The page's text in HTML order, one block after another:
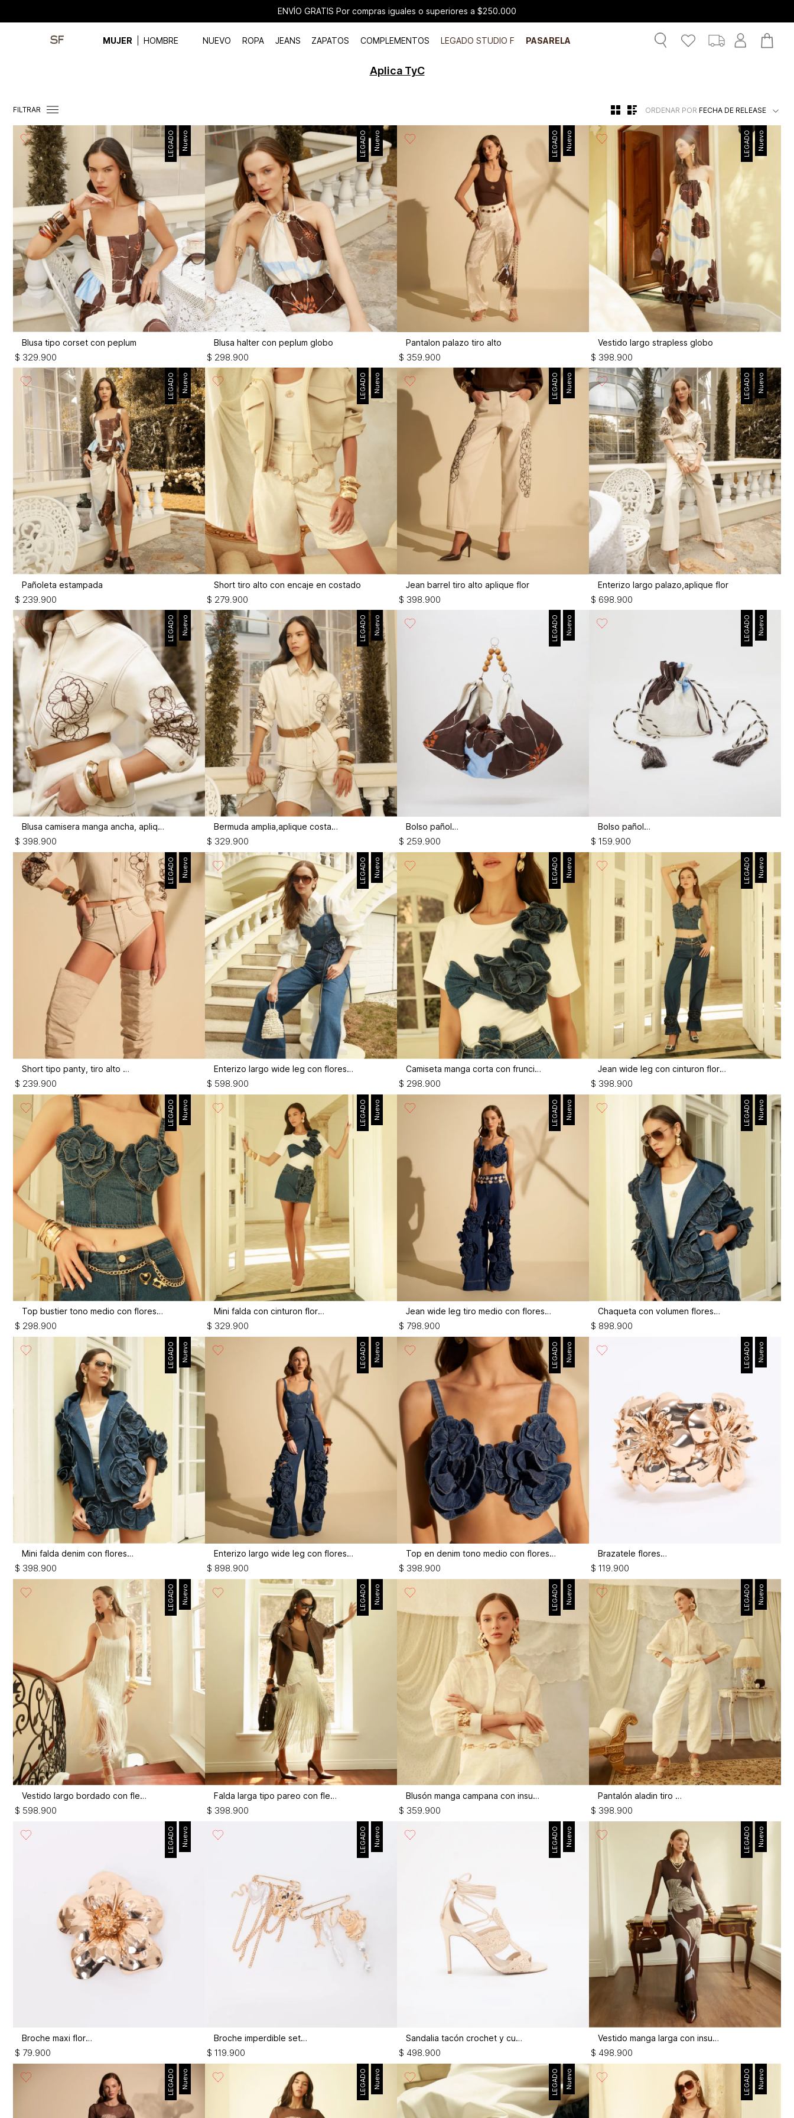
MUJER HOMBRE NUEVO ROPA JEANS ZAPATOS COMPLEMENTOS LEGADO STUDIO F PASARELA
Aplica TyC
FILTRAR ORDENAR POR FECHA DE RELEASE
Nuevo
LEGADO
Blusa tipo corset con peplum
$ 329 900
Nuevo
LEGADO
Blusa halter con peplum globo
$ 298 900
Nuevo
LEGADO
Pantalon palazo tiro alto
$ 359 900
Nuevo
LEGADO
Vestido largo strapless globo
$ 398 900
Nuevo
LEGADO
Pañoleta estampada
$ 239 900
Nuevo
LEGADO
Short tiro alto con encaje en costado
$ 279 900
Nuevo
LEGADO
Jean barrel tiro alto aplique flor
$ 398 900
Nuevo
LEGADO
Enterizo largo palazo,aplique flor
$ 698 900
Nuevo
LEGADO
Blusa camisera manga ancha, apliques
$ 398.900
Nuevo
LEGADO
Bermuda amplia,aplique costados
$ 329.900
Nuevo
LEGADO
Bolso pañoleta
$ 259.900
Nuevo
LEGADO
Bolso pañoleta
$ 159.900
Nuevo
LEGADO
Short tipo panty, tiro alto alto
$ 239.900
Nuevo
LEGADO
Enterizo largo wide leg con flores 3d
$ 598.900
Nuevo
LEGADO
Camiseta manga corta con fruncido
$ 298.900
Nuevo
LEGADO
Jean wide leg con cinturon flor 3d
$ 398.900
Nuevo
LEGADO
Top bustier tono medio con flores 3d
$ 298.900
Nuevo
LEGADO
Mini falda con cinturon flor 3d
$ 329.900
Nuevo
LEGADO
Jean wide leg tiro medio con flores 3d
$ 798.900
Nuevo
LEGADO
Chaqueta con volumen flores 3d
$ 898.900
Nuevo
LEGADO
Mini falda denim con flores 3d
$ 398.900
Nuevo
LEGADO
Enterizo largo wide leg con flores 3d
$ 898.900
Nuevo
LEGADO
Top en denim tono medio con flores 3d
$ 398.900
Nuevo
LEGADO
Brazatele flores 3d
$ 119.900
Nuevo
LEGADO
Vestido largo bordado con flecos
$ 598.900
Nuevo
LEGADO
Falda larga tipo pareo con flecos
$ 398.900
Nuevo
LEGADO
Blusón manga campana con insumo
$ 359.900
Nuevo
LEGADO
Pantalón aladin tiro alto
$ 398.900
Nuevo
LEGADO
Broche maxi flor 3d
$ 79.900
Nuevo
LEGADO
Broche imperdible set x2
$ 119.900
Nuevo
LEGADO
Sandalia tacón crochet y cuero
$ 498.900
Nuevo
LEGADO
Vestido manga larga con insumos
$ 498.900
Nuevo
LEGADO Nuevo
LEGADO Nuevo
LEGADO Nuevo
LEGADO